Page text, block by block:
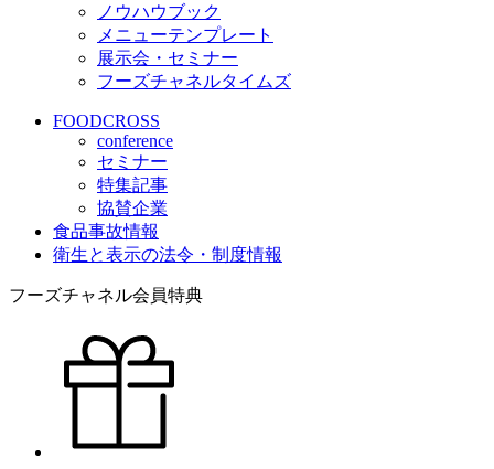
ノウハウブック
メニューテンプレート
展示会・セミナー
フーズチャネルタイムズ
FOODCROSS
conference
セミナー
特集記事
協賛企業
食品事故情報
衛生と表示の法令・制度情報
フーズチャネル会員特典